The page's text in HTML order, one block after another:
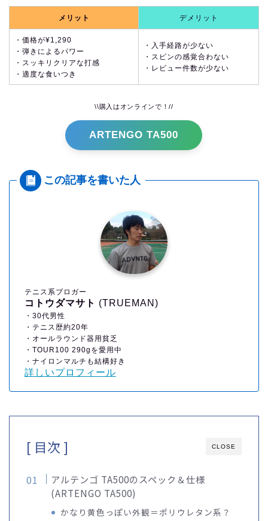
メリット デメリット
・価格が¥1,290
・弾きによるパワー
・スッキリクリアな打感
・適度な食いつき
・入手経路が少ない
・スピンの感覚合わない
・レビュー件数が少ない
\\購入はオンラインで！//
ARTENGO TA500
テニス系ブロガー
コトウダマサト (TRUEMAN)
・30代男性
・テニス歴約20年
・オールラウンド器用貧乏
・TOUR100 290gを愛用中
・ナイロンマルチも結構好き
詳しいプロフィール
CLOSE
[ 目次 ]
アルテンゴ TA500のスペック＆仕様
(ARTENGO TA500)
かなり黄色っぽい外観＝ポリウレタン系？